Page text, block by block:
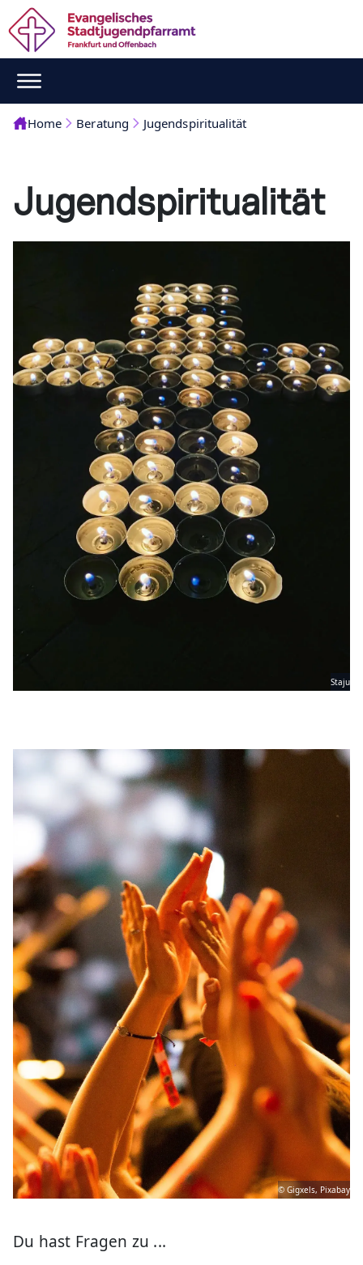
Home Beratung Jugendspiritualität
Jugendspiritualität
Staju
© Gigxels, Pixabay
Du hast Fragen zu ...